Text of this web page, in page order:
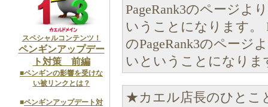
スペシャルコンテンツ！
ペンギンアップデー
ト対策 前編
■ペンギンの影響を受けな
い被リンクとは？
■ペンギンアップデート対
PageRank3のページよ
いうことになります。
のPageRank3のページ
いということになりま
★カエル店長のひと